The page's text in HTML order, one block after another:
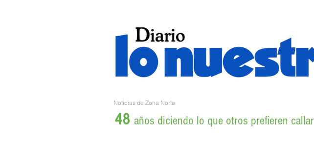
Noticias de Zona Norte
48 años diciendo lo que otros prefieren callar